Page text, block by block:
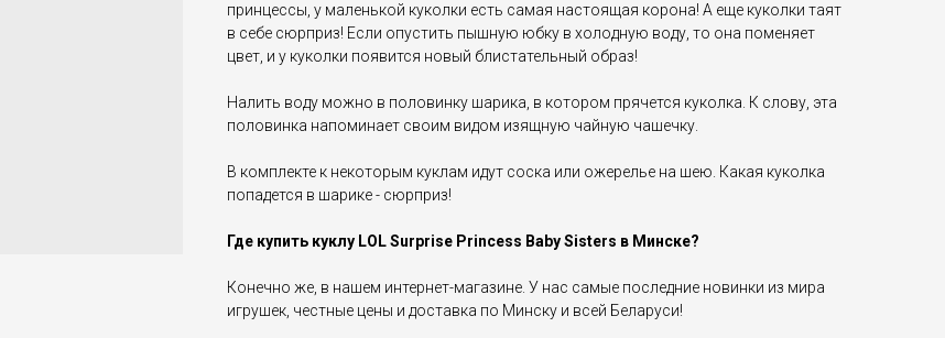
принцессы, у маленькой куколки есть самая настоящая корона! А еще куколки таят
в себе сюрприз! Если опустить пышную юбку в холодную воду, то она поменяет
цвет, и у куколки появится новый блистательный образ!
Налить воду можно в половинку шарика, в котором прячется куколка. К слову, эта
половинка напоминает своим видом изящную чайную чашечку.
В комплекте к некоторым куклам идут соска или ожерелье на шею. Какая куколка
попадется в шарике - сюрприз!
Где купить куклу LOL Surprise Princess Baby Sisters в Минске?
Конечно же, в нашем интернет-магазине. У нас самые последние новинки из мира
игрушек, честные цены и доставка по Минску и всей Беларуси!